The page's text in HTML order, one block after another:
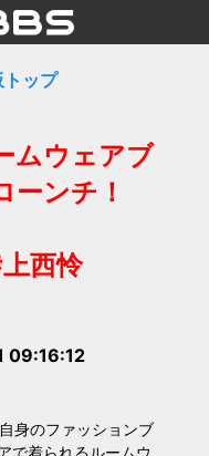
ップ
ムウェアブ
ーンチ！
西怜
09:16:12
身のファッションブ
で着られるルームウ